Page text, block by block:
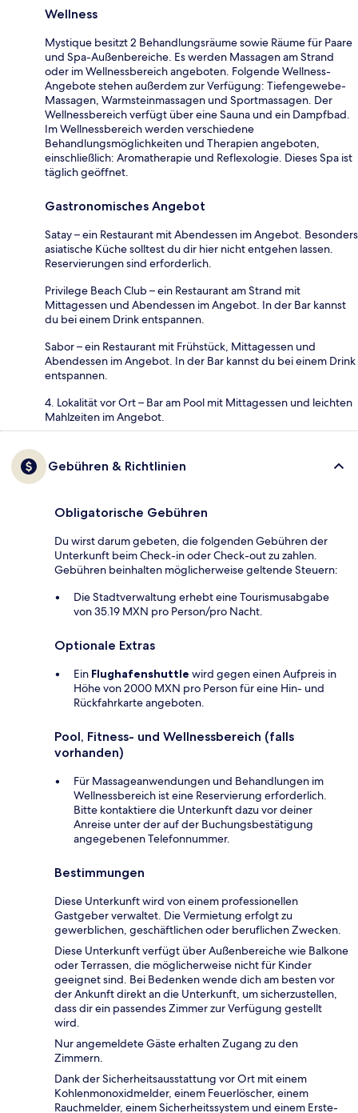
Wellness
Mystique besitzt 2 Behandlungsräume sowie Räume für Paare
und Spa-Außenbereiche. Es werden Massagen am Strand
oder im Wellnessbereich angeboten. Folgende Wellness-
Angebote stehen außerdem zur Verfügung: Tiefengewebe-
Massagen, Warmsteinmassagen und Sportmassagen. Der
Wellnessbereich verfügt über eine Sauna und ein Dampfbad.
Im Wellnessbereich werden verschiedene
Behandlungsmöglichkeiten und Therapien angeboten,
einschließlich: Aromatherapie und Reflexologie. Dieses Spa ist
täglich geöffnet.
Gastronomisches Angebot
Satay – ein Restaurant mit Abendessen im Angebot. Besonders
asiatische Küche solltest du dir hier nicht entgehen lassen.
Reservierungen sind erforderlich.
Privilege Beach Club – ein Restaurant am Strand mit
Mittagessen und Abendessen im Angebot. In der Bar kannst
du bei einem Drink entspannen.
Sabor – ein Restaurant mit Frühstück, Mittagessen und
Abendessen im Angebot. In der Bar kannst du bei einem Drink
entspannen.
4. Lokalität vor Ort – Bar am Pool mit Mittagessen und leichten
Mahlzeiten im Angebot.
Gebühren & Richtlinien
Obligatorische Gebühren
Du wirst darum gebeten, die folgenden Gebühren der
Unterkunft beim Check-in oder Check-out zu zahlen.
Gebühren beinhalten möglicherweise geltende Steuern:
Die Stadtverwaltung erhebt eine Tourismusabgabe
von 35.19 MXN pro Person/pro Nacht.
Optionale Extras
Ein Flughafenshuttle wird gegen einen Aufpreis in
Höhe von 2000 MXN pro Person für eine Hin- und
Rückfahrkarte angeboten.
Pool, Fitness- und Wellnessbereich (falls
vorhanden)
Für Massageanwendungen und Behandlungen im
Wellnessbereich ist eine Reservierung erforderlich.
Bitte kontaktiere die Unterkunft dazu vor deiner
Anreise unter der auf der Buchungsbestätigung
angegebenen Telefonnummer.
Bestimmungen
Diese Unterkunft wird von einem professionellen
Gastgeber verwaltet. Die Vermietung erfolgt zu
gewerblichen, geschäftlichen oder beruflichen Zwecken.
Diese Unterkunft verfügt über Außenbereiche wie Balkone
oder Terrassen, die möglicherweise nicht für Kinder
geeignet sind. Bei Bedenken wende dich am besten vor
der Ankunft direkt an die Unterkunft, um sicherzustellen,
dass dir ein passendes Zimmer zur Verfügung gestellt
wird.
Nur angemeldete Gäste erhalten Zugang zu den
Zimmern.
Dank der Sicherheitsausstattung vor Ort mit einem
Kohlenmonoxidmelder, einem Feuerlöscher, einem
Rauchmelder, einem Sicherheitssystem und einem Erste-